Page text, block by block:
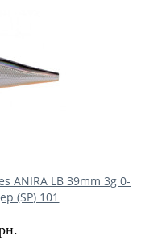
ANIRA LB 39mm 3g 0-
(SP) 101